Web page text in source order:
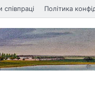
співпраці Політика